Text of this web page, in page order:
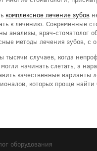
комплексное лечение зубов
к лечению. Современные
анализы, врач-стоматолог
методы лечения зубов, с
тысячи случаев, когда
начинать слетать, а
качественные
которых проще найти
оборудования